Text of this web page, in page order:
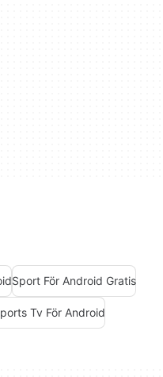
Sport För Android Gratis
Tv För Android